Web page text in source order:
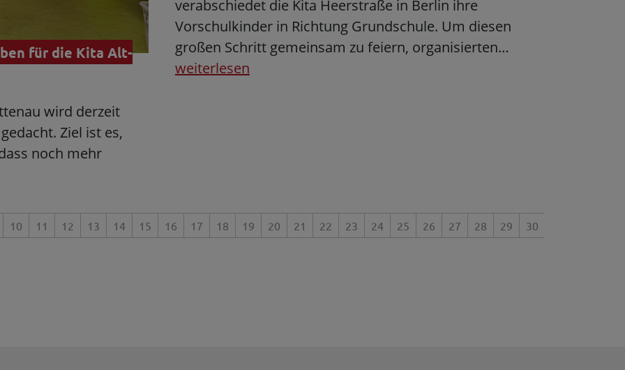
für die Kita Alt-
wird derzeit
Ziel ist es,
noch mehr
verabschiedet die Kita Heerstraße in Berlin ihre
Vorschulkinder in Richtung Grundschule. Um diesen
großen Schritt gemeinsam zu feiern, organisierten…
weiterlesen
10 11 12 13 14 15 16 17 18 19 20 21 22 23 24 25 26 27 28 29
30